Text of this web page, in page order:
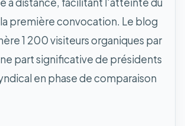
première convocation. Le blog
1 200 visiteurs organiques par
part significative de présidents
en phase de comparaison